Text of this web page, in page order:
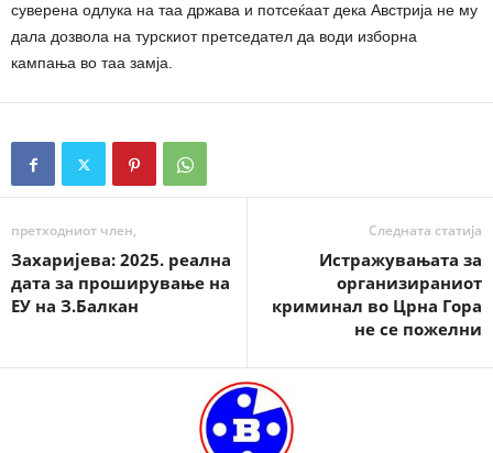
суверена одлука на таа држава и потсеќаат дека Австрија не му
дала дозвола на турскиот претседател да води изборна
кампања во таа замја.
претходниот член,
Захаријева: 2025. реална
дата за проширување на
ЕУ на З.Балкан
Следната статија
Истражувањата за
организираниот
криминал во Црна Гора
не се пожелни